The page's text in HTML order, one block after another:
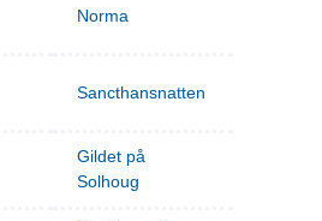
Norma
Sancthansnatten
Gildet på
Solhoug